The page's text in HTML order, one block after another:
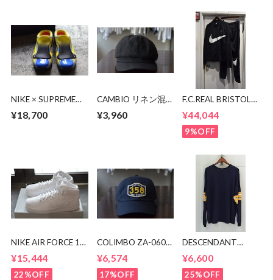
NIKE × SUPREME
¥18,700
CAMBIO リネン混
¥3,960
F.C.REAL BRISTOL
アップ
¥44,044
9%OFF
NIKE AIR FORCE 1
MID CW2289-111
¥15,444
22%OFF
COLIMBO ZA-0605
Brandon Cotton
Cap
¥6,574
17%OFF
DESCENDANT
SACK JERSEY LS
¥6,600
25%OFF